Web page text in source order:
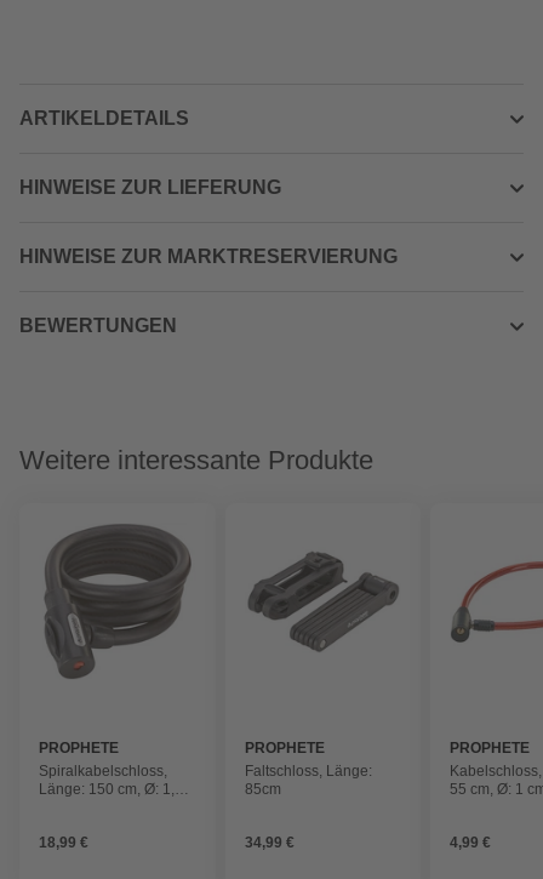
ARTIKELDETAILS
HINWEISE ZUR LIEFERUNG
HINWEISE ZUR MARKTRESERVIERUNG
BEWERTUNGEN
Weitere interessante Produkte
PROPHETE
Spiralkabelschloss,
Länge: 150 cm, Ø: 1,5
18,99 €
PROPHETE
Faltschloss, Länge:
85cm
34,99 €
PROPHETE
55 cm, Ø: 1
4,99 €